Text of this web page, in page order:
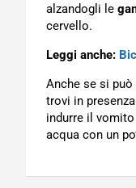
alzandogli le
cervello.
Leggi anche:
Anche se si
trovi in
indurre il
acqua con un